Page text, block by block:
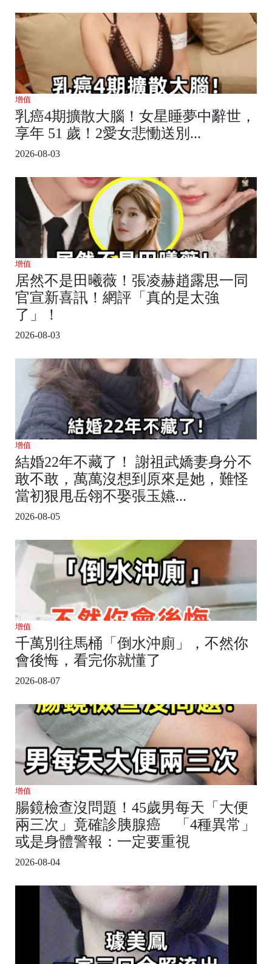
增值
乳癌4期擴散大腦！女星睡夢中辭世，
享年 51 歲！2愛女悲慟送別...
2026-08-03
增值
居然不是田曦薇！張凌赫趙露思一同
官宣新喜訊！網評「真的是太強
了」！
2026-08-03
增值
結婚22年不藏了！ 謝祖武嬌妻身分不
敢不敢，萬萬沒想到原來是她，難怪
當初狠甩岳翎不娶張玉嬿...
2026-08-05
增值
千萬別往馬桶「倒水沖廁」，不然你
會後悔，看完你就懂了
2026-08-07
增值
腸鏡檢查沒問題！45歲男每天「大便
兩三次」竟確診胰腺癌 「4種異常」
或是身體警報：一定要重視
2026-08-04